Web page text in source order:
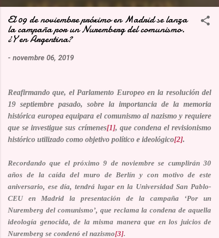
El 09 de noviembre próximo en Madrid se lanza
la campaña por un Nuremberg del comunismo.
¿Y en Argentina?
- novembre 06, 2019
Reafirmando que, el Parlamento Europeo en la resolución del
19 septiembre pasado, sobre la importancia de la memoria
histórica europea equipara el comunismo al nazismo y requiere
que se investigue sus crímenes[1], que condena el revisionismo
histórico utilizado como objetivo político e ideológico[2].
Recordando que el próximo 9 de noviembre se cumplirán 30
años de la caída del muro de Berlín y con motivo de este
aniversario, ese día, tendrá lugar en la Universidad San Pablo-
CEUen Madrid la presentación de la campaña ‘Por un
Nuremberg del comunismo’, que reclama la condena de aquella
ideología genocida, de la misma manera que en los juicios de
Nuremberg se condenó el nazismo[3].